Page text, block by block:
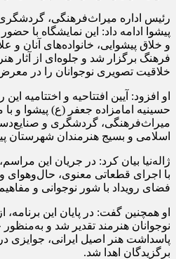
رئیس اداره میراث‌فرهنگی،
پیشوا ادامه داد: این نمایشگاه با
و خلاق پیشوایی، خانواده‌های آنان و
فرهنگ برگزار شد و جلوه‌ای از آثار
خلاقیت تصویری نوجوانان را در
او افزود: آیین افتتاحیه و اختتامیه
حسینیه امامزاده جعفر (ع) پیشوا و
میراث‌فرهنگی، گردشگری و
اسلامی و بسیج هنرمندان شهرستان
ژاله‌نیا بیان کرد: در جریان این
با اجرای قطعاتی معنوی، حال‌وهوای
فضای رویداد با شور نوجوانی و
او همچنین گفت: در پایان این برنامه،
نوجوانان هنرمند تقدیر شد و
پاسداشت هنر اصیل ایرانی، جوایزی
برگزیدگان اهدا شد.